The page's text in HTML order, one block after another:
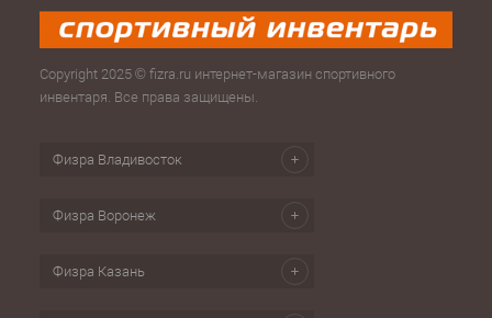
Copyright 2025 © fizra.ru интернет-магазин спортивного
инвентаря. Все права защищены.
Физра Владивосток
Физра Воронеж
Физра Казань